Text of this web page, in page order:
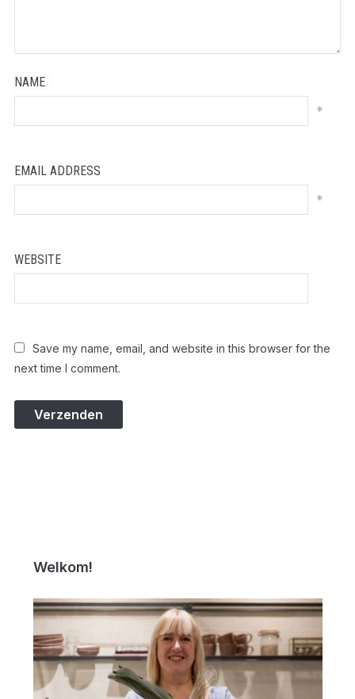
NAME
*
EMAIL ADDRESS
*
WEBSITE
Save my name, email, and website in this browser for the
next time I comment.
Welkom!